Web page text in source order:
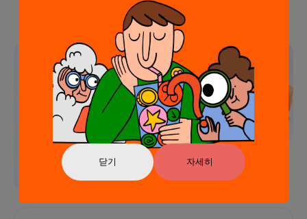
닫기 자세히